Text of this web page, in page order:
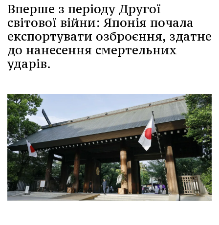
Вперше з періоду Другої
світової війни: Японія почала
експортувати озброєння, здатне
до нанесення смертельних
ударів.